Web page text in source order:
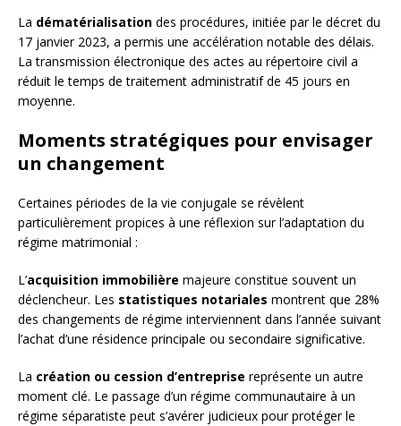
La dématérialisation des procédures, initiée par le décret du
17 janvier 2023, a permis une accélération notable des délais.
La transmission électronique des actes au répertoire civil a
réduit le temps de traitement administratif de 45 jours en
moyenne.
Moments stratégiques pour envisager
un changement
Certaines périodes de la vie conjugale se révèlent
particulièrement propices à une réflexion sur l’adaptation du
régime matrimonial :
L’acquisition immobilière majeure constitue souvent un
déclencheur. Les statistiques notariales montrent que 28%
des changements de régime interviennent dans l’année suivant
l’achat d’une résidence principale ou secondaire significative.
La création ou cession d’entreprise représente un autre
moment clé. Le passage d’un régime communautaire à un
régime séparatiste peut s’avérer judicieux pour protéger le